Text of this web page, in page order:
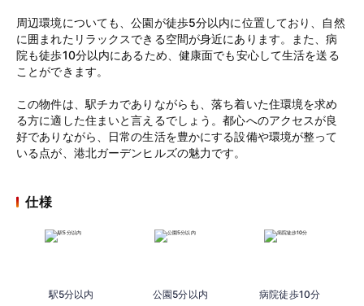
周辺環境についても、公園が徒歩5分以内に位置しており、自然
に囲まれたリラックスできる空間が身近にあります。また、病
院も徒歩10分以内にあるため、健康面でも安心して生活を送る
ことができます。
この物件は、駅チカでありながらも、落ち着いた住環境を求め
る方に適した住まいと言えるでしょう。都心へのアクセスが良
好でありながら、日常の生活を豊かにする設備や環境が整って
いる点が、港北ガーデンヒルズの魅力です。
仕様
駅5分以内 公園5分以内 病院徒歩10分